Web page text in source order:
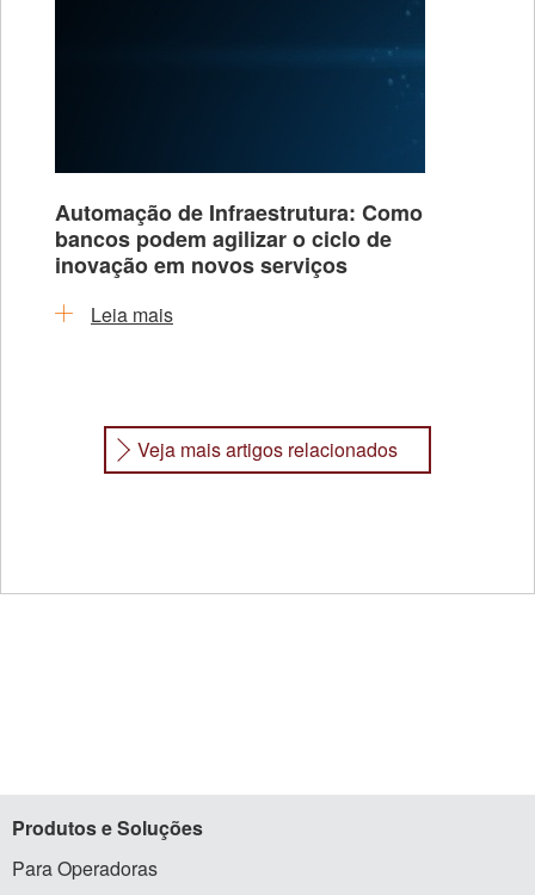
Automação de Infraestrutura: Como
bancos podem agilizar o ciclo de
inovação em novos serviços
Leia mais
Veja mais artigos relacionados
Produtose Soluções
Para Operadoras